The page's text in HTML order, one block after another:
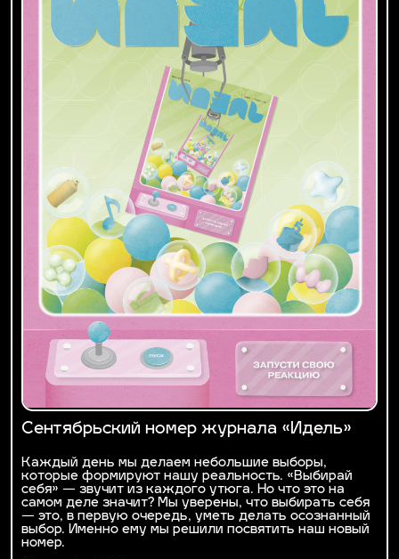
Сентябрьский номер журнала «Идель»
Каждый день мы делаем небольшие выборы,
которые формируют нашу реальность. «Выбирай
себя» — звучит из каждого утюга. Но что это на
самом деле значит? Мы уверены, что выбирать себя
— это, в первую очередь, уметь делать осознанный
выбор. Именно ему мы решили посвятить наш новый
номер.